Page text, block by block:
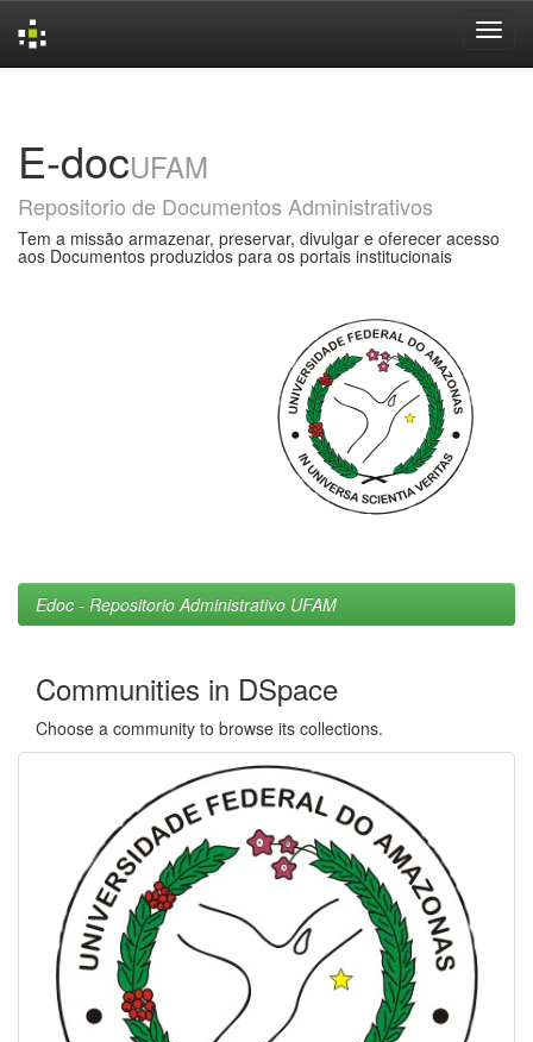
E-docUFAM
Repositorio de Documentos Administrativos
Tem a missão armazenar, preservar, divulgar e oferecer acesso
aos Documentos produzidos para os portais institucionais
Edoc - Repositorio Administrativo UFAM
Communities in DSpace
Choose a community to browse its collections.